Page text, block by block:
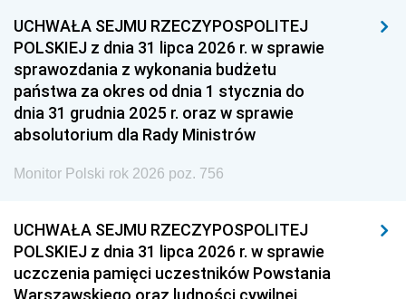
UCHWAŁA SEJMU RZECZYPOSPOLITEJ
POLSKIEJ z dnia 31 lipca 2026 r. w sprawie
sprawozdania z wykonania budżetu
państwa za okres od dnia 1 stycznia do
dnia 31 grudnia 2025 r. oraz w sprawie
absolutorium dla Rady Ministrów
Monitor Polski rok 2026 poz. 756
UCHWAŁA SEJMU RZECZYPOSPOLITEJ
POLSKIEJ z dnia 31 lipca 2026 r. w sprawie
uczczenia pamięci uczestników Powstania